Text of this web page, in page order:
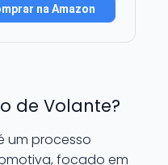
na Amazon
de Volante?
um processo
focado em